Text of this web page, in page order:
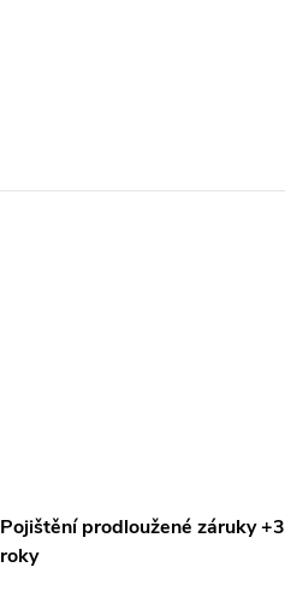
Pojištění prodloužené záruky +3
roky